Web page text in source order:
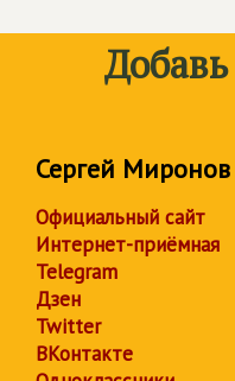
Сергей Миронов
Официальный сайт
Интернет-приёмная
Telegram
Дзен
Twitter
ВКонтакте